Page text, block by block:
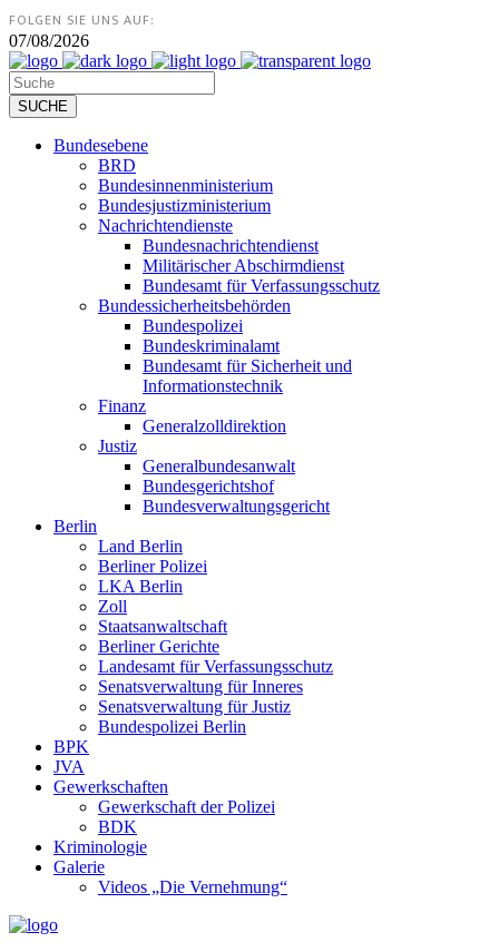
FOLGEN SIE UNS AUF:
07/08/2026
Bundesebene
BRD
Bundesinnenministerium
Bundesjustizministerium
Nachrichtendienste
Bundesnachrichtendienst
Militärischer Abschirmdienst
Bundesamt für Verfassungsschutz
Bundessicherheitsbehörden
Bundespolizei
Bundeskriminalamt
Bundesamt für Sicherheit und
Informationstechnik
Finanz
Generalzolldirektion
Justiz
Generalbundesanwalt
Bundesgerichtshof
Bundesverwaltungsgericht
Berlin
Land Berlin
Berliner Polizei
LKA Berlin
Zoll
Staatsanwaltschaft
Berliner Gerichte
Landesamt für Verfassungsschutz
Senatsverwaltung für Inneres
Senatsverwaltung für Justiz
Bundespolizei Berlin
BPK
JVA
Gewerkschaften
Gewerkschaft der Polizei
BDK
Kriminologie
Galerie
Videos „Die Vernehmung“